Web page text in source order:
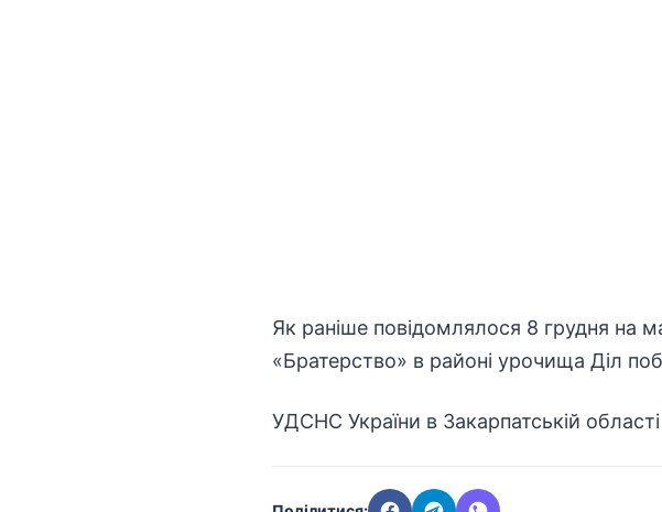
Як раніше повідомлялося 8 грудня на
«Братерство» в районі урочища Діл
УДСНС України в Закарпатській області